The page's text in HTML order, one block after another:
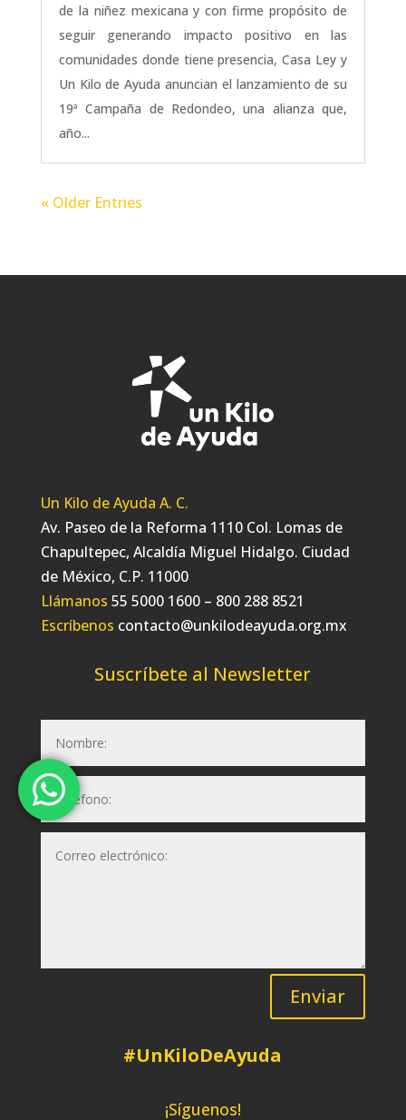
de la niñez mexicana y con firme propósito de
seguir generando impacto positivo en las
comunidades donde tiene presencia, Casa Ley y
Un Kilo de Ayuda anuncian el lanzamiento de su
19ª Campaña de Redondeo, una alianza que,
año...
« Older Entries
Un Kilo de Ayuda A. C.
Av. Paseo de la Reforma 1110 Col. Lomas de
Chapultepec, Alcaldía Miguel Hidalgo. Ciudad
de México, C.P. 11000
Llámanos 55 5000 1600 – 800 288 8521
Escríbenos contacto@unkilodeayuda.org.mx
Suscríbete al Newsletter
Enviar
#UnKiloDeAyuda
¡Síguenos!